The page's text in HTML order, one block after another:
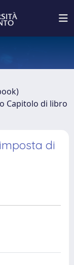
Capitolo di libro
di